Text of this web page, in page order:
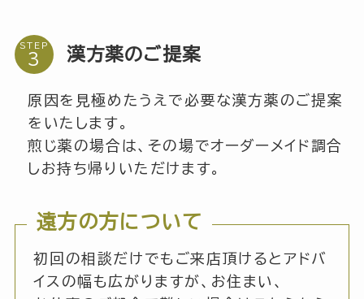
STEP 漢方薬のご提案
原因を見極めたうえで必要な漢方薬のご提案
をいたします。
煎じ薬の場合は、その場でオーダーメイド調合
しお持ち帰りいただけます。
遠方の方について
初回の相談だけでもご来店頂けるとアドバ
イスの幅も広がりますが、お住まい、